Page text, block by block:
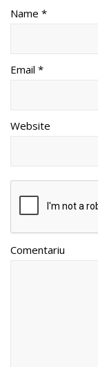
Name *
Email *
Website
Comentariu